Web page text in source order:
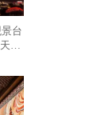
台
际